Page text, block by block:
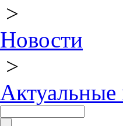
>
Новости
>